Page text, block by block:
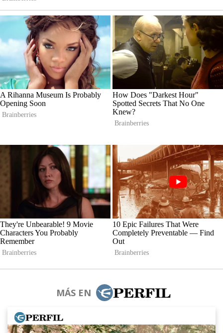
MÁS EN